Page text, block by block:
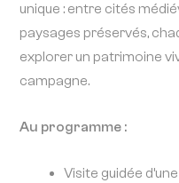
unique : entre cités
paysages préservés,
explorer un patrimoine
campagne.
Au programme :
Visite guidée